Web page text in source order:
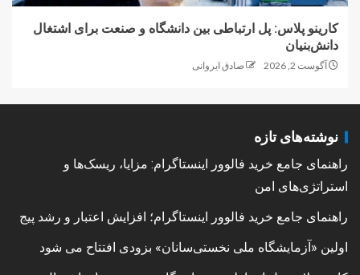
کارینو پلاس: پل ارتباطی بین دانشگاه و صنعت برای اشتغال
دانش‌بنیان
آگوست 2, 2026 صادق ایروانی
نوشته‌های تازه
راهنمای جامع خرید فالوور اینستاگرام: مزایا، ریسک‌ها و
استراتژی‌های امن
راهنمای جامع خرید فالوور اینستاگرام؛ افزایش اعتبار و رشد پیج
اولین «آزمایشگاه ملی نخستی‌سانان» بزودی افتتاح می شود